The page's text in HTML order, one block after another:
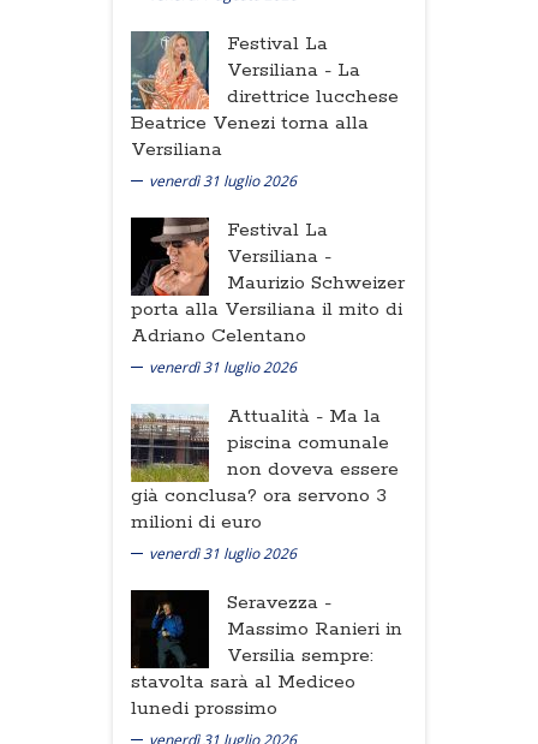
Festival La
Versiliana - La
direttrice lucchese
Beatrice Venezi torna alla
Versiliana
venerdì 31 luglio 2026
Festival La
Versiliana -
Maurizio Schweizer
porta alla Versiliana il mito di
Adriano Celentano
venerdì 31 luglio 2026
Attualità - Ma la
piscina comunale
non doveva essere
già conclusa? ora servono 3
milioni di euro
venerdì 31 luglio 2026
Seravezza -
Massimo Ranieri in
Versilia sempre:
stavolta sarà al Mediceo
lunedi prossimo
venerdì 31 luglio 2026